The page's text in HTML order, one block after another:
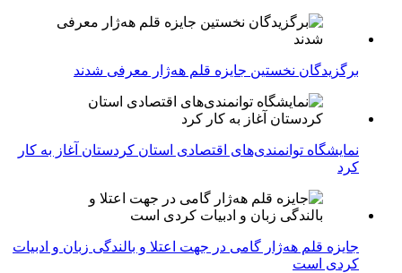
برگزیدگان نخستین جایزه قلم هه‌ژار معرفی شدند
نمایشگاه توانمندی‌های اقتصادی استان کردستان آغاز به کار
کرد
جایزه قلم هه‌ژار گامی در جهت اعتلا و بالندگی زبان و ادبیات
کردی است